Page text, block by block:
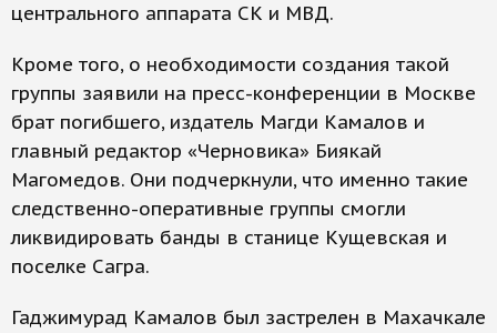
центрального аппарата СК и МВД.
Кроме того, о необходимости создания такой
группы заявили на пресс-конференции в Москве
брат погибшего, издатель Магди Камалов и
главный редактор «Черновика» Биякай
Магомедов. Они подчеркнули, что именно такие
следственно-оперативные группы смогли
ликвидировать банды в станице Кущевская и
поселке Сагра.
Гаджимурад Камалов был застрелен в Махачкале